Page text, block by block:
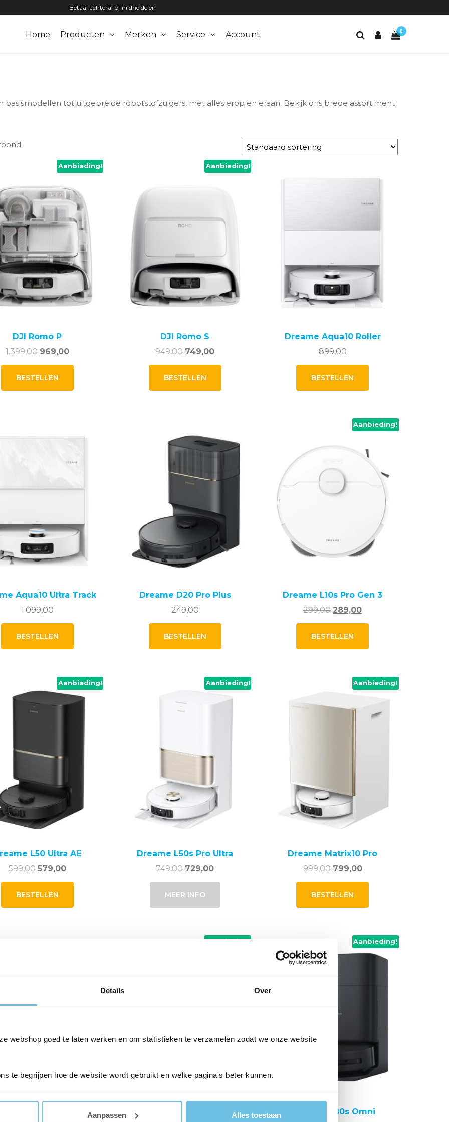
Details Over
webshop goed te laten werken en om statistieken te verzamelen zodat we onze website
te begrijpen hoe de website wordt gebruikt en welke pagina's beter kunnen.
Aanpassen Alles toestaan
Betaal achteraf of in drie delen
0
Home Producten Merken Service Account
basismodellen tot uitgebreide robotstofzuigers, met alles erop en eraan. Bekijk ons brede assortiment
Aanbieding!
DJI Romo P
1.399,00 Oorspronkelijke
prijs
was:
1.399,00.
969,00Huidige
prijs
969,00.
BESTELLEN
Aanbieding!
DJI Romo S
949,00 Oorspronkelijke
prijs
was:
949,00.
749,00Huidige
prijs
749,00.
BESTELLEN
Dreame Aqua10 Roller
899,00
BESTELLEN
Aqua10 Ultra Track
1.099,00
BESTELLEN
Dreame D20 Pro Plus
249,00
BESTELLEN
Aanbieding!
Dreame L10s Pro Gen 3
299,00 Oorspronkelijke
prijs
was:
299,00.
289,00Huidige
prijs
289,00.
BESTELLEN
Aanbieding!
L50 Ultra AE
599,00 Oorspronkelijke
prijs
was:
599,00.
579,00Huidige
prijs
579,00.
BESTELLEN
Aanbieding!
Dreame L50s Pro Ultra
749,00 Oorspronkelijke
prijs
was:
749,00.
729,00Huidige
prijs
729,00.
MEER INFO
Aanbieding!
Dreame Matrix10 Pro
999,00 Oorspronkelijke
prijs
was:
999,00.
799,00Huidige
prijs
799,00.
BESTELLEN
X60 Pro Ultra Compl.
Aanbieding!
Ecovacs T80s Omni